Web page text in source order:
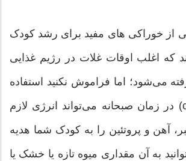
از خوراکی های مفید برای رشد کودک
اغلب اوقات غلات در رژیم غذایی
می‌شود؛ اما فراموش نکنید استفاده
از غلات (cereals) در زمان صبحانه می‌تواند انرژی لازم
آهن و پروتئین را به کودک شما هدیه
به آن مقداری میوه تازه یا خشک یا